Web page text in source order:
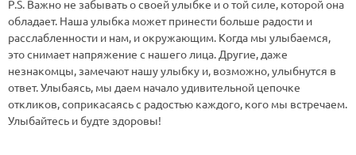
P.S. Важно не забывать о своей улыбке и о той силе, которой она
обладает. Наша улыбка может принести больше радости и
расслабленности и нам, и окружающим. Когда мы улыбаемся,
это снимает напряжение с нашего лица. Другие, даже
незнакомцы, замечают нашу улыбку и, возможно, улыбнутся в
ответ. Улыбаясь, мы даем начало удивительной цепочке
откликов, соприкасаясь с радостью каждого, кого мы встречаем.
Улыбайтесь и будте здоровы!